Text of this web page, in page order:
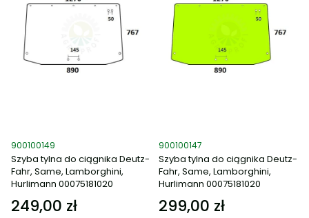
Kod produktu
900100149
Szyba tylna do ciągnika Deutz-
Fahr, Same, Lamborghini,
Hurlimann 00075181020
Cena
249,00 zł
Kod produktu
900100147
Szyba tylna do ciągnika Deutz-
Fahr, Same, Lamborghini,
Hurlimann 00075181020
Cena
299,00 zł